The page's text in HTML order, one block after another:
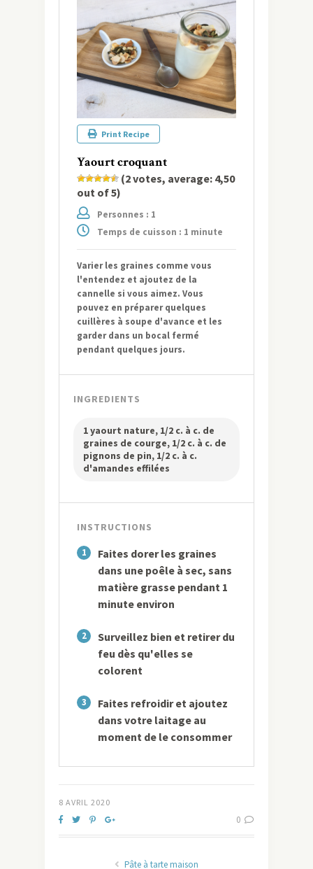
Print Recipe
Yaourt croquant
(2votes, average: 4,50
out of 5)
Personnes : 1
Temps de cuisson : 1 minute
Varier les graines comme vous
l'entendez et ajoutez de la
cannelle si vous aimez. Vous
pouvez en préparer quelques
cuillères à soupe d'avance et les
garder dans un bocal fermé
pendant quelques jours.
INGREDIENTS
1 yaourt nature, 1/2 c. à c. de
graines de courge, 1/2 c. à c. de
pignons de pin, 1/2 c. à c.
d'amandes effilées
INSTRUCTIONS
1
Faites dorer les graines
dans une poêle à sec, sans
matière grasse pendant 1
minute environ
2
Surveillez bien et retirer du
feu dès qu'elles se
colorent
3
Faites refroidir et ajoutez
dans votre laitage au
moment de le consommer
8 AVRIL 2020
0
Pâte à tarte maison